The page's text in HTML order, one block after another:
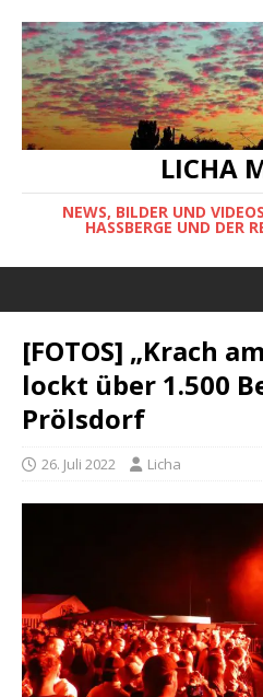
LICHA
NEWS, BILDER UND
HASSBERGE UND DER
[FOTOS] „Krach
lockt über 1.500
Prölsdorf
26. Juli 2022 Licha